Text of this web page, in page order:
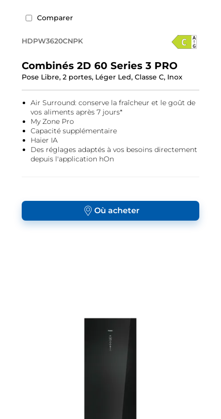
Comparer
HDPW3620CNPK
Combinés 2D 60 Series 3 PRO
Pose Libre, 2 portes, Léger Led, Classe C, Inox
Air Surround: conserve la fraîcheur et le goût de
vos aliments après 7 jours*
My Zone Pro
Capacité supplémentaire
Haier IA
Des réglages adaptés à vos besoins directement
depuis l'application hOn
Où acheter